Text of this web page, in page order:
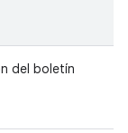
del boletín